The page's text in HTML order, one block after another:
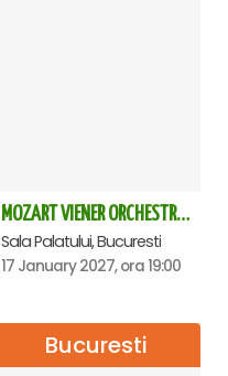
MOZART VIENER ORCHESTRA - CONCERT EXTRAORDINAR - Sala Palatului
Sala Palatului, Bucuresti
17 January 2027, ora 19:00
Bucuresti